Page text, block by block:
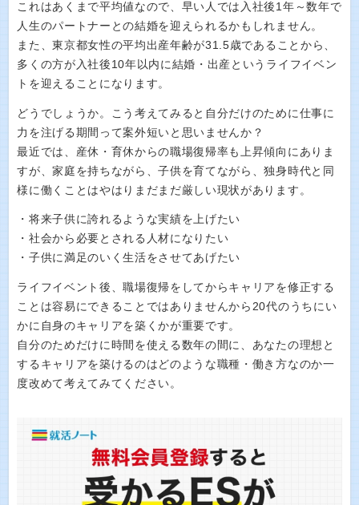
これはあくまで平均値なので、早い人では入社後1年～数年で
人生のパートナーとの結婚を迎えられるかもしれません。
また、東京都女性の平均出産年齢が31.5歳であることから、
多くの方が入社後10年以内に結婚・出産というライフイベン
トを迎えることになります。
どうでしょうか。こう考えてみると自分だけのために仕事に
力を注げる期間って案外短いと思いませんか？
最近では、産休・育休からの職場復帰率も上昇傾向にありま
すが、家庭を持ちながら、子供を育てながら、独身時代と同
様に働くことはやはりまだまだ厳しい現状があります。
・将来子供に誇れるような実績を上げたい
・社会から必要とされる人材になりたい
・子供に満足のいく生活をさせてあげたい
ライフイベント後、職場復帰をしてからキャリアを修正する
ことは容易にできることではありませんから20代のうちにい
かに自身のキャリアを築くかが重要です。
自分のためだけに時間を使える数年の間に、あなたの理想と
するキャリアを築けるのはどのような職種・働き方なのか一
度改めて考えてみてください。